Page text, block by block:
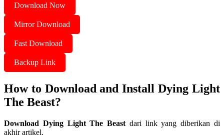
Download Now
Mirror Download
Fast Download
Backup Link
How to Download and Install Dying Light
The Beast?
Download Dying Light The Beast dari link yang diberikan di
akhir artikel.